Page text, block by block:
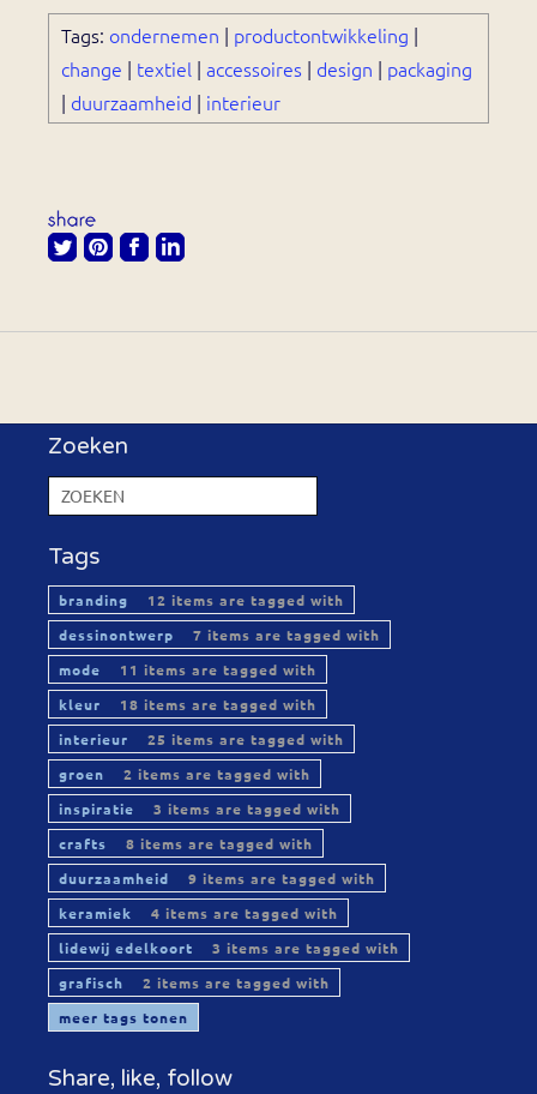
Tags: ondernemen | productontwikkeling |
change | textiel | accessoires | design | packaging
| duurzaamheid | interieur
Zoeken
Tags
branding
12 items are tagged with
dessinontwerp
7 items are tagged with
mode
11 items are tagged with
kleur
18 items are tagged with
interieur
25 items are tagged with
groen
2 items are tagged with
inspiratie
3 items are tagged with
crafts
8 items are tagged with
duurzaamheid
9 items are tagged with
keramiek
4 items are tagged with
lidewij edelkoort
3 items are tagged with
grafisch
2 items are tagged with
meer tags tonen
Share, like, follow